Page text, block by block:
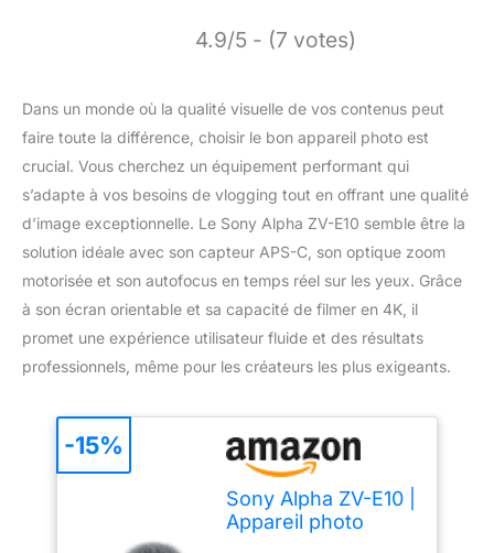
4.9/5 - (7 votes)
Dans un monde où la qualité visuelle de vos contenus peut
faire toute la différence, choisir le bon appareil photo est
crucial. Vous cherchez un équipement performant qui
s’adapte à vos besoins de vlogging tout en offrant une qualité
d’image exceptionnelle. Le Sony Alpha ZV-E10 semble être la
solution idéale avec son capteur APS-C, son optique zoom
motorisée et son autofocus en temps réel sur les yeux. Grâce
à son écran orientable et sa capacité de filmer en 4K, il
promet une expérience utilisateur fluide et des résultats
professionnels, même pour les créateurs les plus exigeants.
Sony Alpha ZV-E10 |
Appareil photo
-15%